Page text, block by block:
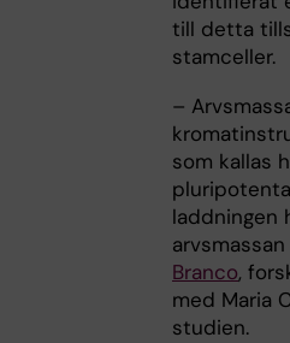
till detta
stamceller.
–
som kallas
laddningen
Branco,
med Maria
studien.